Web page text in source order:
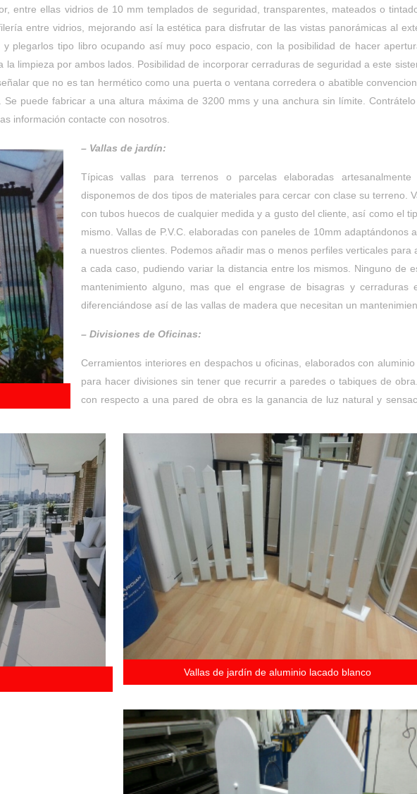
entre ellas vidrios de 10 mm templados de seguridad, transparentes, mateados o
entre vidrios, mejorando así la estética para disfrutar de las vistas panorámicas al
plegarlos tipo libro ocupando así muy poco espacio, con la posibilidad de hacer
limpieza por ambos lados. Posibilidad de incorporar cerraduras de seguridad a este
que no es tan hermético como una puerta o ventana corredera o abatible
puede fabricar a una altura máxima de 3200 mms y una anchura sin límite.
información contacte con nosotros.
– Vallas de jardín:
Típicas vallas para terrenos o parcelas elaboradas artesanalmente
disponemos de dos tipos de materiales para cercar con clase su terreno.
con tubos huecos de cualquier medida y a gusto del cliente, así como el
mismo. Vallas de P.V.C. elaboradas con paneles de 10mm adaptándonos
a nuestros clientes. Podemos añadir mas o menos perfiles verticales para
a cada caso, pudiendo variar la distancia entre los mismos. Ninguno de
mantenimiento alguno, mas que el engrase de bisagras y cerraduras
diferenciándose así de las vallas de madera que necesitan un
Vallas de jardín de aluminio lacado blanco
– Divisiones de Oficinas:
Cerramientos interiores en despachos u oficinas, elaborados con
para hacer divisiones sin tener que recurrir a paredes o tabiques de
con respecto a una pared de obra es la ganancia de luz natural y